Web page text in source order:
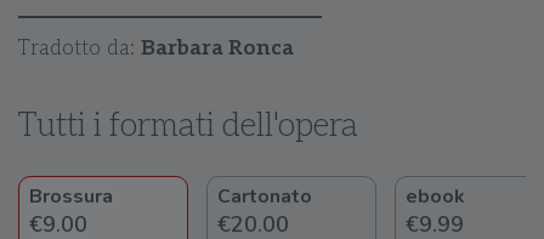
Tradotto da: Barbara Ronca
Tutti i formati dell'opera
Brossura
€9.00
Cartonato
€20.00
ebook
€9.99